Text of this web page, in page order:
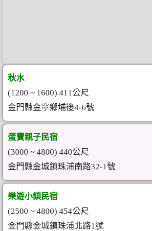
秋水
(1200 ~ 1600) 411公尺
金門縣金寧鄉埔後4-6號
蛋寶親子民宿
(3000 ~ 4800) 440公尺
金門縣金城鎮珠浦南路32-1號
樂遊小鎮民宿
(2500 ~ 4800) 454公尺
金門縣金城鎮珠浦北路1號